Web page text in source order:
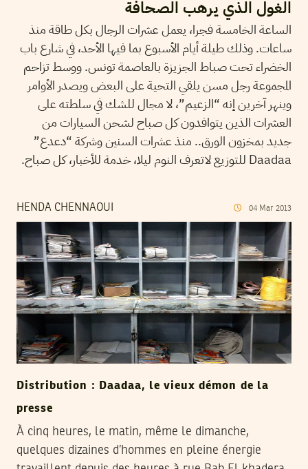
الغول الذي يرهب الصحافة
الساعة الخامسة فجرا، يعمل عشرات الرجال بكل طاقة منذ
ساعات. وذلك طيلة أيام الأسبوع بما فيها الأحد، في شارع باب
الخضراء تحت صباط الجزيزة بالعاصمة تونس. ووسط تزاحم
المجموعة رجل مسن يلقي التحية على البعض ويصدر الأوامر
وينهر آخرين إنه “الزعيم”، لا مجال للشك في سلطته على
العشرات الذين يتوافدون كل صباح لشحن السيارات من
جديد بمخزون الورق.. منذ عشرات السنين وشركة “دعدع”
Daadaa للتوزيع لاتعرف النوم ليلا، خدمة للأخبار، كل صباح.
HENDA CHENNAOUI 04 Mar 2013
Distribution : Daadaa, le vieux démon de la
presse
À cinq heures, le matin, même le dimanche,
quelques dizaines d’hommes en pleine énergie